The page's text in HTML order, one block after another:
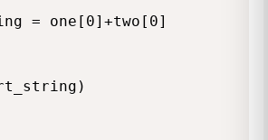
= one[0]+two[0]